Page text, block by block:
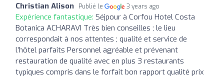
Christian Alison Publié le 3 years ago
Expérience fantastique: Séjpour à Corfou Hotel Costa
Botanica ACHARAVI Très bien conseilles ; le lieu
correspondait à nos attentes ; qualité et service de
l’hôtel parfaits Personnel agréable et prévenant
restauration de qualité avec en plus 3 restaurants
typiques compris dans le forfait bon rapport qualité prix